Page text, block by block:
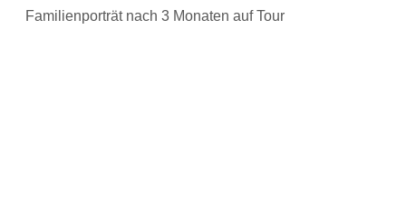
Familienporträt nach 3 Monaten auf Tour